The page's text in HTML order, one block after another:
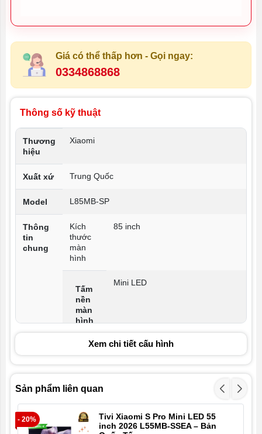
Giá có thể thấp hơn - Gọi ngay:
0334868868
Thông số kỹ thuật
Thương
hiệu
Xiaomi
Xuất xứ Trung Quốc
Model L85MB-SP
Thông
tin
chung
Kích
thước
màn
hình
85 inch
Tấm
nền
màn
hình
Mini LED
giải
Xem chi tiết cấu hình
Sản phẩm liên quan
- 20%
Tivi Xiaomi S Pro Mini LED 55
inch 2026 L55MB-SSEA – Bản